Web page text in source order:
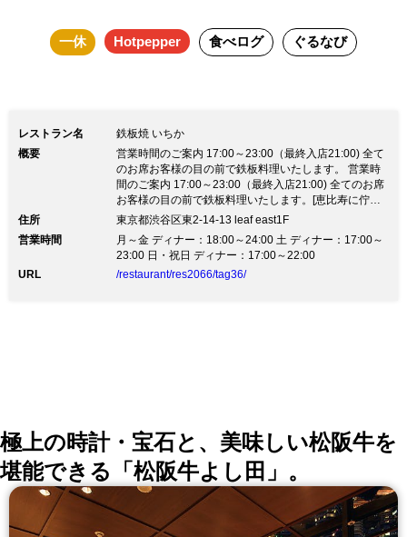
がりいただけます 【鉄板焼とワインのマリアージュ】 ディ
一休 Hotpepper 食べログ ぐるなび
レストラン名
鉄板焼 いちか
概要
営業時間のご案内 17:00～23:00（最終入店21:00) 全て
のお席お客様の目の前で鉄板料理いたします。 営業時
間のご案内 17:00～23:00（最終入店21:00) 全てのお席
お客様の目の前で鉄板料理いたします。[恵比寿に佇む
大人の隠れ家] ◇熟練シェフの匠の技×吟味した食材が
◎多彩な鉄板焼コース】 四季の味覚と高級食材「旬の
お任せコース」14,000円(税抜) グラスシャンパン付
「記念日特別コース」10,500円(税抜) 【厳選素材の鉄
8席を完備
住所
東京都渋谷区東2-14-13 leaf east1F
営業時間
月～金 ディナー：18:00～24:00 土 ディナー：17:00～
23:00 日・祝日 ディナー：17:00～22:00
URL
/restaurant/res2066/tag36/
極上の時計・宝石と、美味しい松阪牛を
堪能できる「松阪牛よし田」。